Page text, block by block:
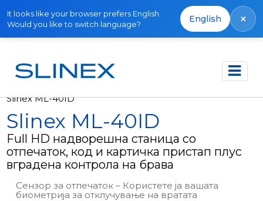
It looks like your browser prefers English.
Would you like to switch language?
English ×
Почетна Производи Надворешни панели
Slinex ML-40ID
Slinex ML-40ID
Full HD надворешна станица со
отпечаток, код и картичка пристап плус
вградена контрола на брава
Сензор за отпечаток – Користете ја вашата
биометрија за отклучување на вратата